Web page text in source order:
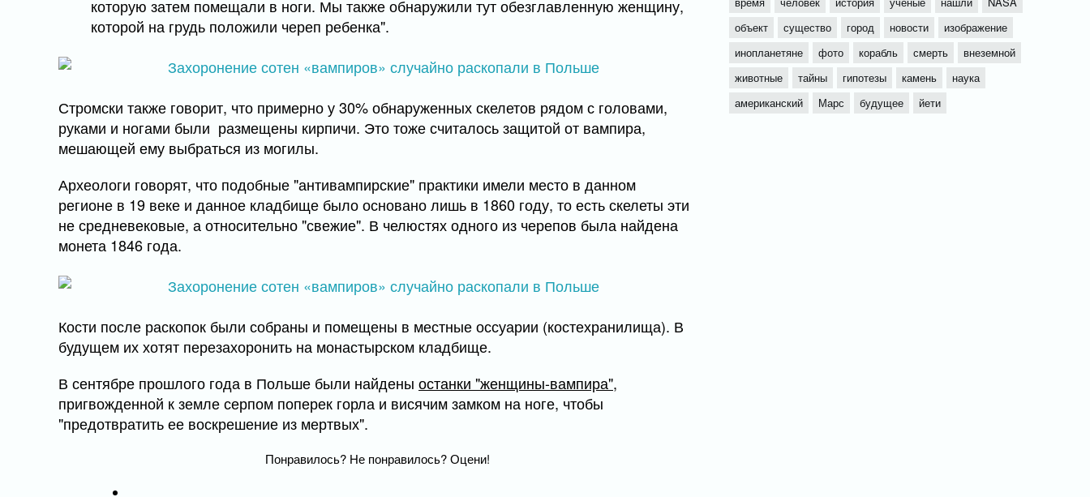
которую затем помещали в ноги. Мы также обнаружили тут обезглавленную женщину,
которой на грудь положили череп ребенка".
Стромски также говорит, что примерно у 30% обнаруженных скелетов рядом с головами,
руками и ногами были размещены кирпичи. Это тоже считалось защитой от вампира,
мешающей ему выбраться из могилы.
Археологи говорят, что подобные "антивампирские" практики имели место в данном
регионе в 19 веке и данное кладбище было основано лишь в 1860 году, то есть скелеты эти
не средневековые, а относительно "свежие". В челюстях одного из черепов была найдена
монета 1846 года.
Кости после раскопок были собраны и помещены в местные оссуарии (костехранилища). В
будущем их хотят перезахоронить на монастырском кладбище.
В сентябре прошлого года в Польше были найдены останки "женщины-вампира",
пригвожденной к земле серпом поперек горла и висячим замком на ноге, чтобы
"предотвратить ее воскрешение из мертвых".
Понравилось? Не понравилось? Оцени!
объект
существо город новости
изображение
инопланетяне
фото корабль смерть
внеземной
животные
тайны гипотезы камень
наука
американский
Марс будущее йети